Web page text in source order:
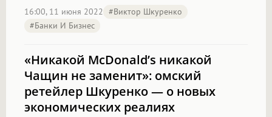
16:00, 11 июня 2022 #Виктор Шкуренко
#Банки И Бизнес
«Никакой McDonald’s никакой
Чащин не заменит»: омский
ретейлер Шкуренко — о новых
экономических реалиях